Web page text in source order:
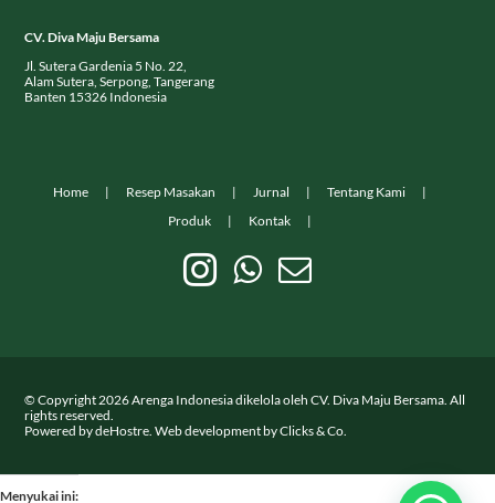
Jl. Sutera Gardenia 5 No. 22,
Banten 15326 Indonesia
Produk
Kontak
Powered bydeHostre. Web development byClicks & Co.
Menyukai ini: